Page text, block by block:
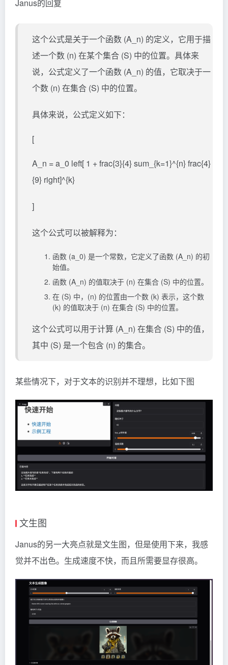
Janus的回复
这个公式是关于一个函数 (A_n) 的定义，它用于描
述一个数 (n) 在某个集合 (S) 中的位置。具体来
说，公式定义了一个函数 (A_n) 的值，它取决于一
个数 (n) 在集合 (S) 中的位置。
具体来说，公式定义如下：
[
A_n = a_0 left[ 1 + frac{3}{4} sum_{k=1}^{n} frac{4}
{9} right]^{k}
]
这个公式可以被解释为：
函数 (a_0) 是一个常数，它定义了函数 (A_n) 的初
始值。
函数 (A_n) 的值取决于 (n) 在集合 (S) 中的位置。
在 (S) 中，(n) 的位置由一个数 (k) 表示，这个数
(k) 的值取决于 (n) 在集合 (S) 中的位置。
这个公式可以用于计算 (A_n) 在集合 (S) 中的值，
其中 (S) 是一个包含 (n) 的集合。
某些情况下，对于文本的识别并不理想，比如下图
文生图
Janus的另一大亮点就是文生图，但是使用下来，我感
觉并不出色。生成速度不快，而且所需要显存很高。